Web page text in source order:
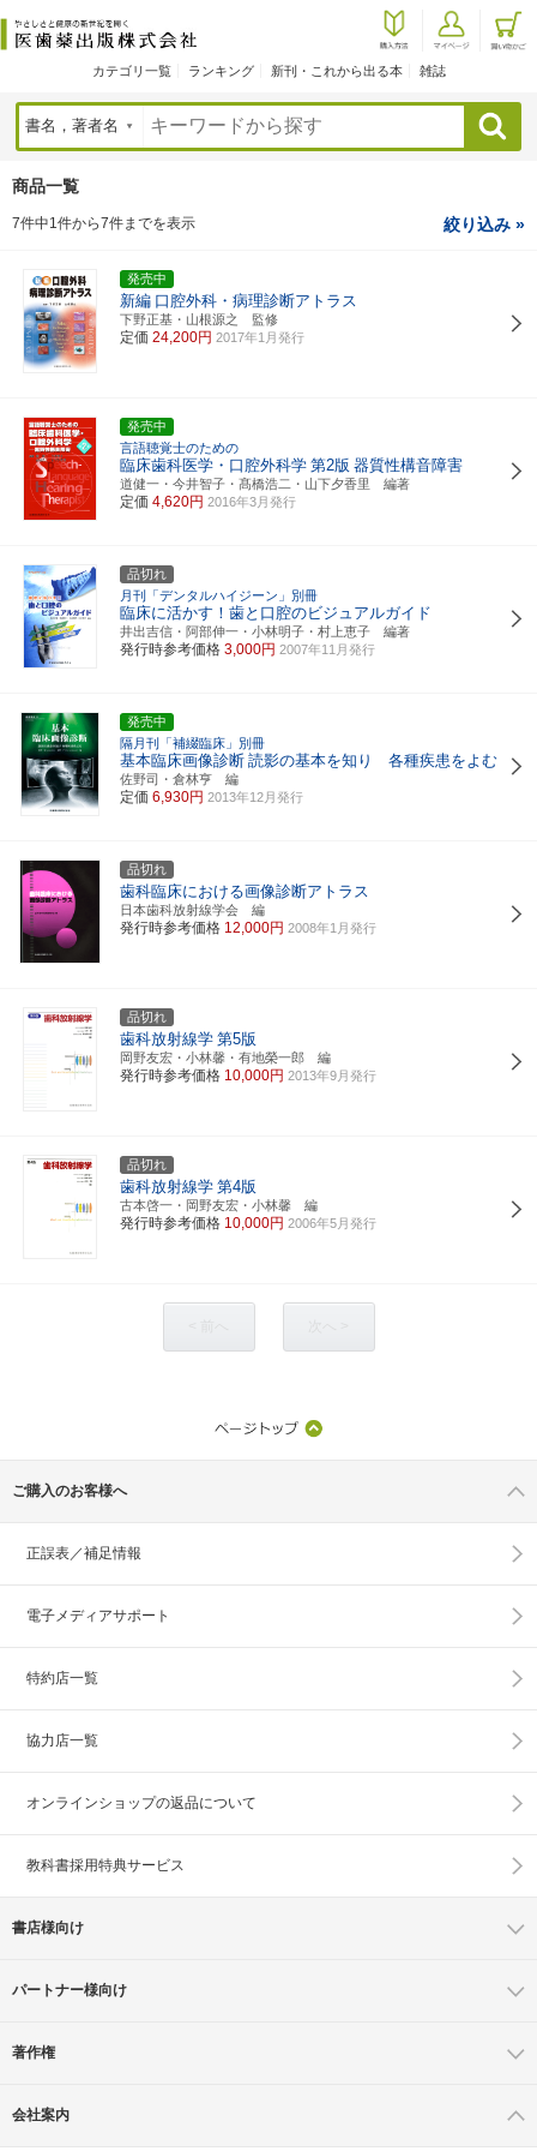
カテゴリ一覧 ランキング 新刊・これから出る本 雑誌
検索
商品一覧
7件中1件から7件までを表示 絞り込み »
発売中
新編 口腔外科・病理診断アトラス
下野正基・山根源之 監修
定価 24,200円 2017年1月発行
発売中
言語聴覚士のための
臨床歯科医学・口腔外科学 第2版 器質性構音障害
道健一・今井智子・髙橋浩二・山下夕香里 編著
定価 4,620円 2016年3月発行
品切れ
月刊「デンタルハイジーン」別冊
臨床に活かす！歯と口腔のビジュアルガイド
井出吉信・阿部伸一・小林明子・村上恵子 編著
発行時参考価格 3,000円 2007年11月発行
発売中
隔月刊「補綴臨床」別冊
基本臨床画像診断 読影の基本を知り 各種疾患をよむ
佐野司・倉林亨 編
定価 6,930円 2013年12月発行
品切れ
歯科臨床における画像診断アトラス
日本歯科放射線学会 編
発行時参考価格 12,000円 2008年1月発行
品切れ
歯科放射線学 第5版
岡野友宏・小林馨・有地榮一郎 編
発行時参考価格 10,000円 2013年9月発行
品切れ
歯科放射線学 第4版
古本啓一・岡野友宏・小林馨 編
発行時参考価格 10,000円 2006年5月発行
ご購入のお客様へ
正誤表／補足情報
電子メディアサポート
特約店一覧
協力店一覧
オンラインショップの返品について
教科書採用特典サービス
書店様向け
パートナー様向け
著作権
会社案内